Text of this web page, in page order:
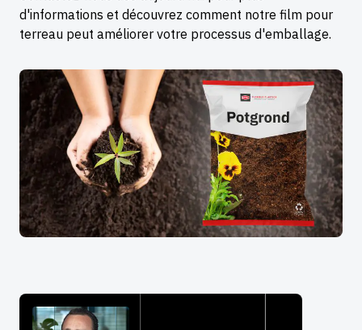
d'informations et découvrez comment notre film pour
terreau peut améliorer votre processus d'emballage.